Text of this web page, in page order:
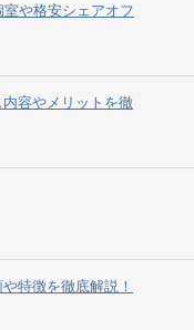
や格安シェアオフ
容やメリットを徹
特徴を徹底解説！